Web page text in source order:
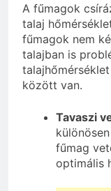
A fűmagok
talaj
fűmagok nem
talajban is
között van.
Tavaszi
fűmag
optimális